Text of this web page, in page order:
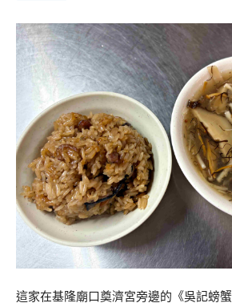
這家在基隆廟口奠濟宮旁邊的《吳記螃